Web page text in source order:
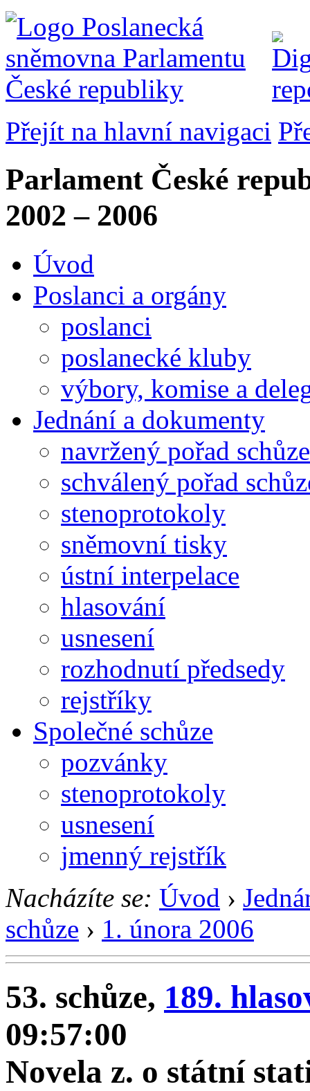
Přejít na hlavní navigaci
Parlament České
2002 – 2006
Úvod
Poslanci a orgány
poslanci
poslanecké kluby
výbory, komise a
Jednání a dokumenty
navržený pořad schůze
schválený pořad
stenoprotokoly
sněmovní tisky
ústní interpelace
hlasování
usnesení
rozhodnutí předsedy
rejstříky
Společné schůze
pozvánky
stenoprotokoly
usnesení
jmenný rejstřík
Nacházíte se: Úvod ›
schůze › 1. února 2006
53. schůze, 189.
09:57:00
Novela z. o státní